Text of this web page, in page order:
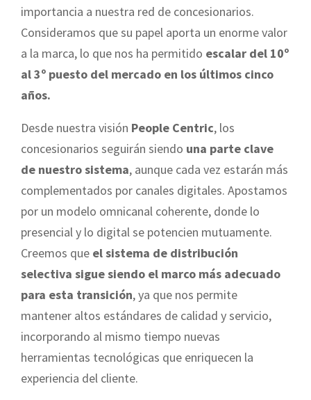
importancia a nuestra red de concesionarios.
Consideramos que su papel aporta un enorme valor
a la marca, lo que nos ha permitido escalar del 10º
al 3º puesto del mercado en los últimos cinco
años.
Desde nuestra visión People Centric, los
concesionarios seguirán siendo una parte clave
de nuestro sistema, aunque cada vez estarán más
complementados por canales digitales. Apostamos
por un modelo omnicanal coherente, donde lo
presencial y lo digital se potencien mutuamente.
Creemos que el sistema de distribución
selectiva sigue siendo el marco más adecuado
para esta transición, ya que nos permite
mantener altos estándares de calidad y servicio,
incorporando al mismo tiempo nuevas
herramientas tecnológicas que enriquecen la
experiencia del cliente.